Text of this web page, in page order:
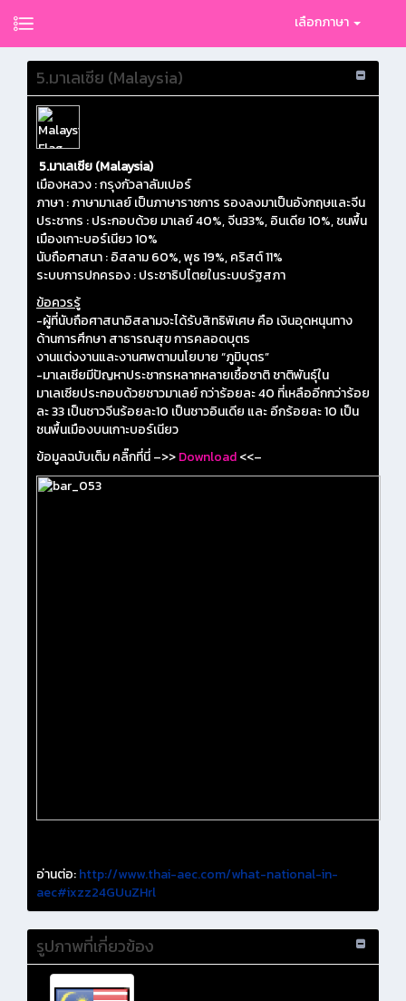
เลือกภาษา
5.มาเลเซีย (Malaysia)
5.มาเลเซีย (Malaysia)
เมืองหลวง : กรุงกัวลาลัมเปอร์
ภาษา : ภาษามาเลย์ เป็นภาษาราชการ รองลงมาเป็นอังกฤษและจีน
ประชากร : ประกอบด้วย มาเลย์ 40%, จีน33%, อินเดีย 10%, ชนพื้น
เมืองเกาะบอร์เนียว 10%
นับถือศาสนา : อิสลาม 60%, พุธ 19%, คริสต์ 11%
ระบบการปกครอง : ประชาธิปไตยในระบบรัฐสภา
ข้อควรรู้
-ผู้ที่นับถือศาสนาอิสลามจะได้รับสิทธิพิเศษ คือ เงินอุดหนุนทาง
ด้านการศึกษา สาธารณสุข การคลอดบุตร
งานแต่งงานและงานศพตามนโยบาย “ภูมิบุตร”
-มาเลเซียมีปัญหาประชากรหลากหลายเชื้อชาติ ชาติพันธุ์ใน
มาเลเซียประกอบด้วยชาวมาเลย์ กว่าร้อยละ 40 ที่เหลืออีกกว่าร้อย
ละ 33 เป็นชาวจีนร้อยละ10 เป็นชาวอินเดีย และ อีกร้อยละ 10 เป็น
ชนพื้นเมืองบนเกาะบอร์เนียว
ข้อมูลฉบับเต็ม คลิ๊กที่นี่ –>>Download<<–
อ่านต่อ:http://www.thai-aec.com/what-national-in-
aec#ixzz24GUuZHrl
รูปภาพที่เกี่ยวข้อง